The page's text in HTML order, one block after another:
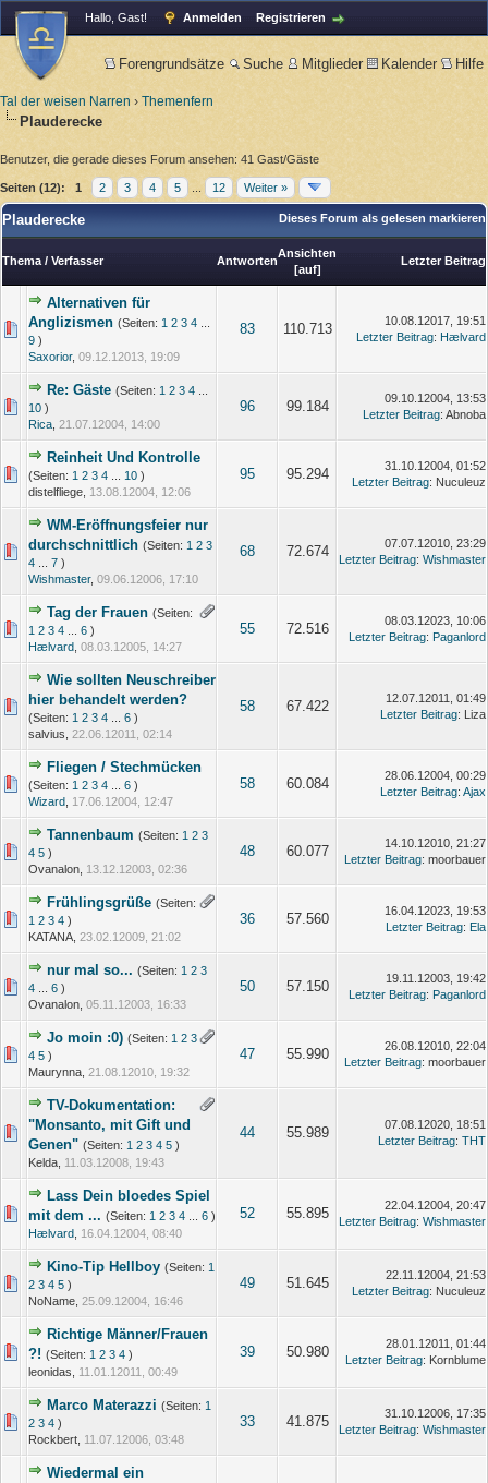
Hallo, Gast! Anmelden Registrieren
Forengrundsätze Suche Mitglieder Kalender Hilfe
Tal der weisen Narren › Themenfern
Plauderecke
Benutzer, die gerade dieses Forum ansehen: 41 Gast/Gäste
Seiten (12): 1 2 3 4 5 12 Weiter »
Dieses Forum als gelesen markieren
Plauderecke
Thema / Verfasser Antworten
Ansichten
[auf]
Letzter Beitrag
Alternativen für
Anglizismen (Seiten: 1 2 3 4
9 )
Saxorior, 09.12.12013, 19:09
83 110.713
10.08.12017, 19:51
Letzter Beitrag: Hælvard
Re: Gäste (Seiten: 1 2 3 4
10 )
Rica 21.07.12004, 14:00
96 99.184
09.10.12004, 13:53
Letzter Beitrag: Abnoba
Reinheit Und Kontrolle
(Seiten: 1 2 3 4 10 )
distelfliege, 13.08.12004, 12:06
95 95.294
31.10.12004, 01:52
Letzter Beitrag: Nuculeuz
WM-Eröffnungsfeier nur
durchschnittlich (Seiten: 1 2 3
4
7 )
Wishmaster, 09.06.12006, 17:10
68 72.674
07.07.12010, 23:29
Letzter Beitrag: Wishmaster
Tag der Frauen (Seiten:
1 2 3 4 6 )
Hælvard 08.03.12005, 14:27
55 72.516
08.03.12023, 10:06
Letzter Beitrag: Paganlord
Wie sollten Neuschreiber
hier behandelt werden?
(Seiten: 1 2 3 4 6 )
salvius, 22.06.12011, 02:14
58 67.422
12.07.12011, 01:49
Letzter Beitrag: Liza
Fliegen / Stechmücken
(Seiten: 1 2 3 4 6 )
Wizard 17.06.12004, 12:47
58 60.084
28.06.12004, 00:29
Letzter Beitrag: Ajax
Tannenbaum (Seiten: 1 2 3
4 5 )
Ovanalon, 13.12.12003, 02:36
48 60.077
14.10.12010, 21:27
Letzter Beitrag: moorbauer
Frühlingsgrüße (Seiten:
1 2 3 4 )
KATANA, 23.02.12009, 21:02
36 57.560
16.04.12023, 19:53
Letzter Beitrag: Ela
nur mal so... (Seiten: 1 2 3
4
6 )
Ovanalon, 05.11.12003, 16:33
50 57.150
19.11.12003, 19:42
Letzter Beitrag: Paganlord
Jo moin :0) (Seiten: 1 2 3
4 5 )
Maurynna, 21.08.12010, 19:32
47 55.990
26.08.12010, 22:04
Letzter Beitrag: moorbauer
TV-Dokumentation:
"Monsanto, mit Gift und
Genen" (Seiten: 1 2 3 4 5 )
Kelda, 11.03.12008, 19:43
44 55.989
07.08.12020, 18:51
Letzter Beitrag: THT
Lass Dein bloedes Spiel
mit dem ... (Seiten: 1 2 3 4 6 )
Hælvard 16.04.12004, 08:40
52 55.895
22.04.12004, 20:47
Letzter Beitrag: Wishmaster
Kino-Tip Hellboy (Seiten: 1
2 3 4 5 )
NoName, 25.09.12004, 16:46
49 51.645
22.11.12004, 21:53
Letzter Beitrag: Nuculeuz
Richtige Männer/Frauen
?! (Seiten: 1 2 3 4 )
leonidas, 11.01.12011, 00:49
39 50.980
28.01.12011, 01:44
Letzter Beitrag: Kornblume
Marco Materazzi (Seiten: 1
2 3 4 )
Rockbert, 11.07.12006, 03:48
33 41.875
31.10.12006, 17:35
Letzter Beitrag: Wishmaster
Wiedermal ein